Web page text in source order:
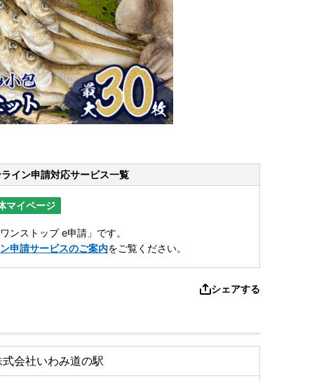
イン申請対応サービス一覧
マイページ
ンストップ e申請」です。
申請サービスのご案内をご覧ください。
シェアする
式会社いわみ道の駅